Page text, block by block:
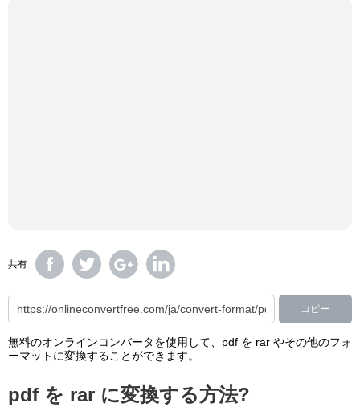
共有
コピー
無料のオンラインコンバータを使用して、pdf を rar やその他のフォ
ーマットに変換することができます。
pdf を rar に変換する方法?